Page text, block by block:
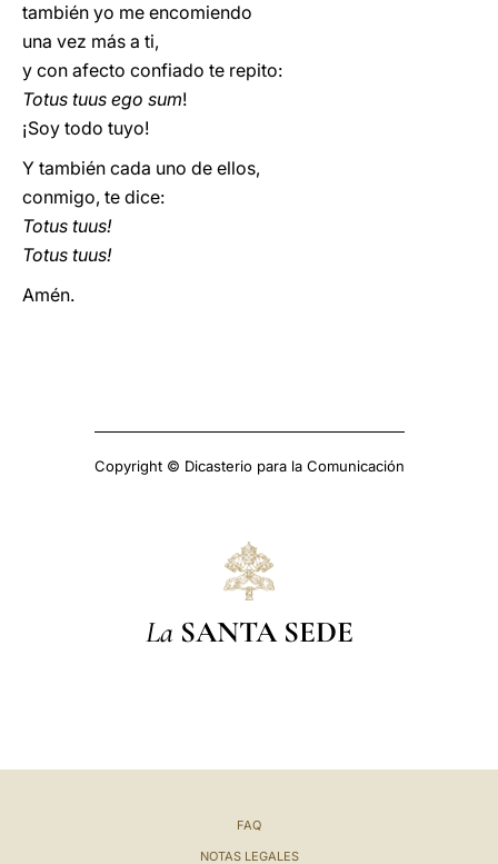
también yo me encomiendo
una vez más a ti,
y con afecto confiado te repito:
Totus tuus ego sum!
¡Soy todo tuyo!
Y también cada uno de ellos,
conmigo, te dice:
Totus tuus!
Totus tuus!
Amén.
Copyright © Dicasterio para la Comunicación
La SANTA SEDE
FAQ
NOTAS LEGALES